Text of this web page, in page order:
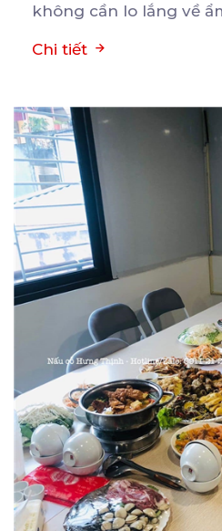
không cần lo lắng về
Chi tiết